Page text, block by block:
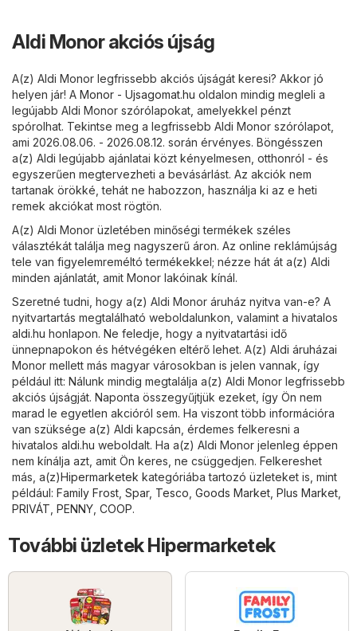
Aldi Monor akciós újság
A(z) Aldi Monor legfrissebb akciós újságát keresi? Akkor jó
helyen jár! A Monor - Ujsagomat.hu oldalon mindig megleli a
legújabb Aldi Monor szórólapokat, amelyekkel pénzt
spórolhat. Tekintse meg a legfrissebb Aldi Monor szórólapot,
ami 2026.08.06. - 2026.08.12. során érvényes. Böngésszen
a(z) Aldi legújabb ajánlatai közt kényelmesen, otthonról - és
egyszerűen megtervezheti a bevásárlást. Az akciók nem
tartanak örökké, tehát ne habozzon, használja ki az e heti
remek akciókat most rögtön.
A(z) Aldi Monor üzletében minőségi termékek széles
választékát találja meg nagyszerű áron. Az online reklámújság
tele van figyelemreméltó termékekkel; nézze hát át a(z) Aldi
minden ajánlatát, amit Monor lakóinak kínál.
Szeretné tudni, hogy a(z) Aldi Monor áruház nyitva van-e? A
nyitvartartás megtalálható weboldalunkon, valamint a hivatalos
aldi.hu honlapon. Ne feledje, hogy a nyitvatartási idő
ünnepnapokon és hétvégéken eltérő lehet. A(z) Aldi áruházai
Monor mellett más magyar városokban is jelen vannak, így
például itt: Nálunk mindig megtalálja a(z) Aldi Monor legfrissebb
akciós újságját. Naponta összegyűjtjük ezeket, így Ön nem
marad le egyetlen akcióról sem. Ha viszont több információra
van szüksége a(z) Aldi kapcsán, érdemes felkeresni a
hivatalos aldi.hu weboldalt. Ha a(z) Aldi Monor jelenleg éppen
nem kínálja azt, amit Ön keres, ne csüggedjen. Felkereshet
más, a(z)Hipermarketek kategóriába tartozó üzleteket is, mint
például: Family Frost Spar, Tesco Goods Market Plus Market
PRIVÁT PENNY COOP.
További üzletek Hipermarketek